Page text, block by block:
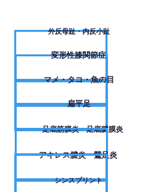
外反母趾・内反小趾
変形性膝関節症
​マメ・タコ・魚の目
扁平足
足底筋膜炎・足底腱膜炎
アキレス腱炎・鵞足炎
シンスプリント